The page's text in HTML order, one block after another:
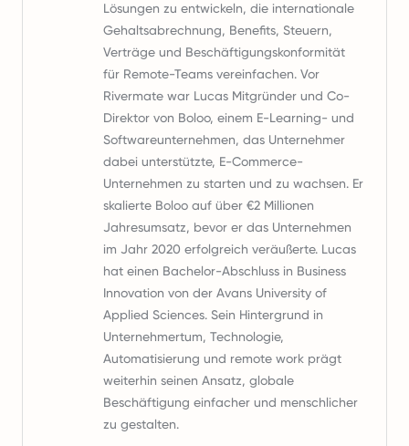
Lösungen zu entwickeln, die internationale
Gehaltsabrechnung, Benefits, Steuern,
Verträge und Beschäftigungskonformität
für Remote-Teams vereinfachen. Vor
Rivermate war Lucas Mitgründer und Co-
Direktor von Boloo, einem E-Learning- und
Softwareunternehmen, das Unternehmer
dabei unterstützte, E-Commerce-
Unternehmen zu starten und zu wachsen. Er
skalierte Boloo auf über €2 Millionen
Jahresumsatz, bevor er das Unternehmen
im Jahr 2020 erfolgreich veräußerte. Lucas
hat einen Bachelor-Abschluss in Business
Innovation von der Avans University of
Applied Sciences. Sein Hintergrund in
Unternehmertum, Technologie,
Automatisierung und remote work prägt
weiterhin seinen Ansatz, globale
Beschäftigung einfacher und menschlicher
zu gestalten.